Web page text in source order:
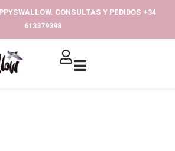
CONSULTAS Y PEDIDOS +34
613379398‬